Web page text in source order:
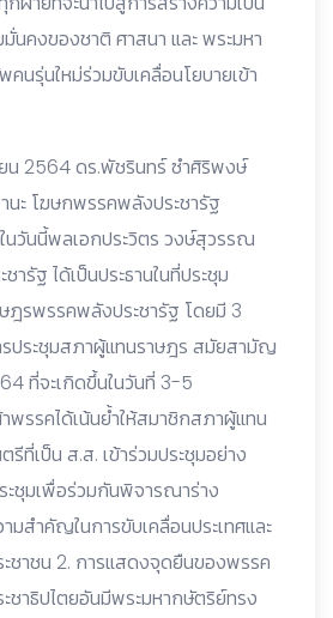
มั่นคงของชาติ ศาสนา และ พระมหา
นรุ่นใหม่ร่วมขับเคลื่อนโยบายเข้า
น 2564 ดร.พัชรินทร์ ซําศิริพงษ์
นะ โฆษกพรรคพลังประชารัฐ
นวันนี้พลเอกประวิตร วงษ์สุวรรณ
รัฐ ได้เป็นประธานในที่ประชุม
ฎรพรรคพลังประชารัฐ โดยมี 3
รประชุมสภาผู้แทนราษฎร สมัยสามัญ
ที่จะเกิดขึ้นในวันที่ 3-5
รรคได้เน้นย้ำให้สมาชิกสภาผู้แทน
ที่เป็น ส.ส. เข้าร่วมประชุมอย่าง
ชุมเพื่อร่วมกันพิจารณาร่าง
มสำคัญในการขับเคลื่อนประเทศและ
ะชาชน 2. การแสดงจุดยืนของพรรค
ชาธิปไตยอันมีพระมหากษัตริย์ทรง